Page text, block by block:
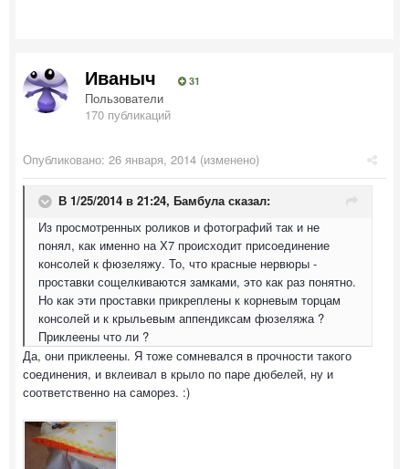
Иваныч 31
Пользователи
170 публикаций
Опубликовано: 26 января, 2014 (изменено)
В 1/25/2014 в 21:24, Бамбула сказал:
Из просмотренных роликов и фотографий так и не
понял, как именно на Х7 происходит присоединение
консолей к фюзеляжу. То, что красные нервюры -
проставки сощелкиваются замками, это как раз понятно.
Но как эти проставки прикреплены к корневым торцам
консолей и к крыльевым аппендиксам фюзеляжа ?
Приклеены что ли ?
Да, они приклеены. Я тоже сомневался в прочности такого
соединения, и вклеивал в крыло по паре дюбелей, ну и
соответственно на саморез. :)